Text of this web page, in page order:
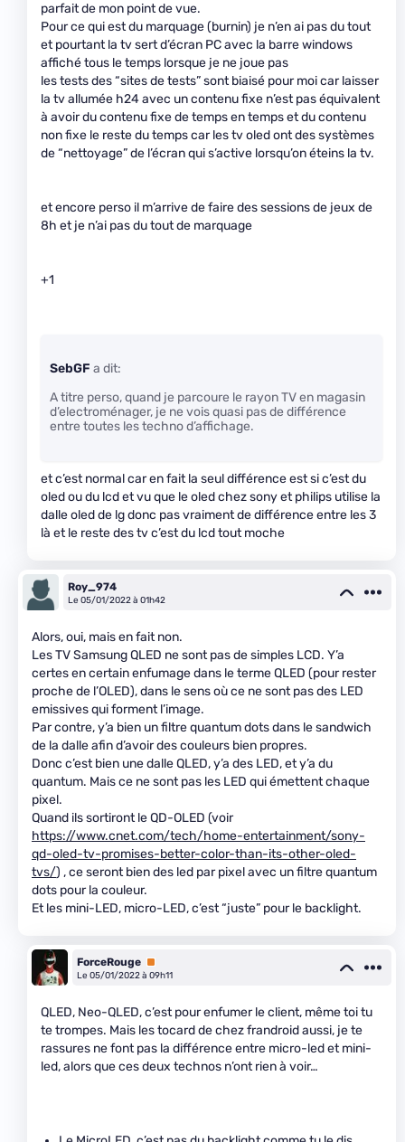
parfait de mon point de vue.
Pour ce qui est du marquage (burnin) je n’en ai pas du tout
et pourtant la tv sert d’écran PC avec la barre windows
affiché tous le temps lorsque je ne joue pas
les tests des “sites de tests” sont biaisé pour moi car laisser
la tv allumée h24 avec un contenu fixe n’est pas équivalent
à avoir du contenu fixe de temps en temps et du contenu
non fixe le reste du temps car les tv oled ont des systèmes
de “nettoyage” de l’écran qui s’active lorsqu’on éteins la tv.
et encore perso il m’arrive de faire des sessions de jeux de
8h et je n’ai pas du tout de marquage
+1
SebGF a dit:
A titre perso, quand je parcoure le rayon TV en magasin
d’electroménager, je ne vois quasi pas de différence
entre toutes les techno d’affichage.
et c’est normal car en fait la seul différence est si c’est du
oled ou du lcd et vu que le oled chez sony et philips utilise la
dalle oled de lg donc pas vraiment de différence entre les 3
là et le reste des tv c’est du lcd tout moche
Roy_974
Le 05/01/2022 à 01h42
Alors, oui, mais en fait non.
Les TV Samsung QLED ne sont pas de simples LCD. Y’a
certes en certain enfumage dans le terme QLED (pour rester
proche de l’OLED), dans le sens où ce ne sont pas des LED
emissives qui forment l’image.
Par contre, y’a bien un filtre quantum dots dans le sandwich
de la dalle afin d’avoir des couleurs bien propres.
Donc c’est bien une dalle QLED, y’a des LED, et y’a du
quantum. Mais ce ne sont pas les LED qui émettent chaque
pixel.
Quand ils sortiront le QD-OLED (voir
https://www.cnet.com/tech/home-entertainment/sony-
qd-oled-tv-promises-better-color-than-its-other-oled-
tvs/) , ce seront bien des led par pixel avec un filtre quantum
dots pour la couleur.
Et les mini-LED, micro-LED, c’est “juste” pour le backlight.
ForceRouge Premium
Le 05/01/2022 à 09h11
QLED, Neo-QLED, c’est pour enfumer le client, même toi tu
te trompes. Mais les tocard de chez frandroid aussi, je te
rassures ne font pas la différence entre micro-led et mini-
led, alors que ces deux technos n’ont rien à voir…